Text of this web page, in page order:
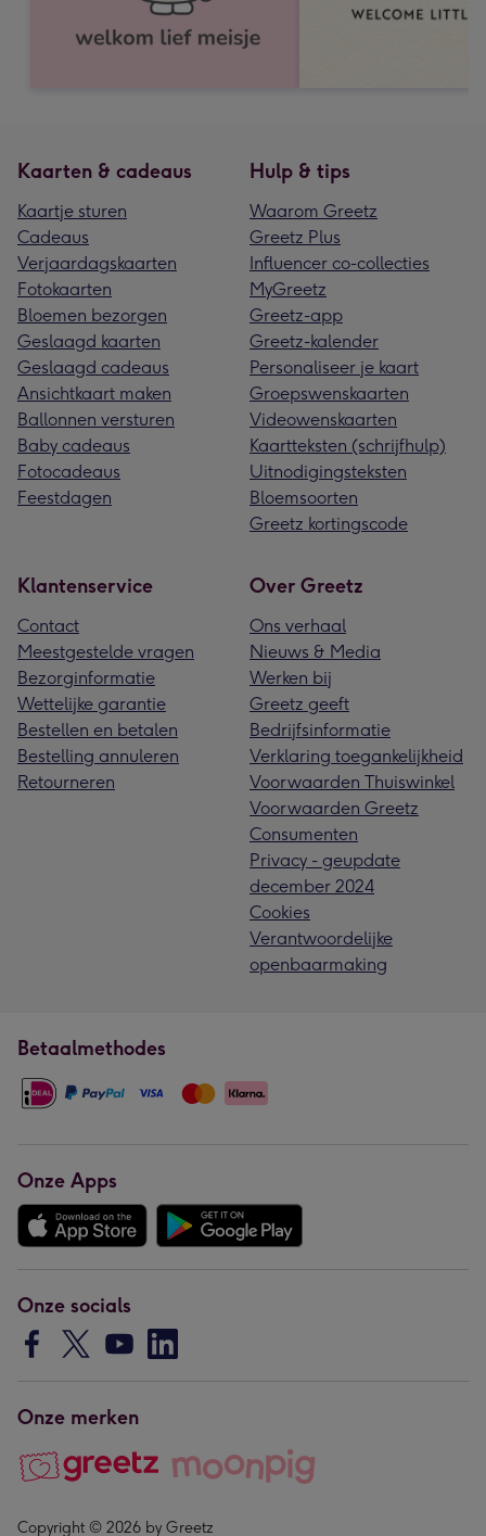
Kaarten & cadeaus
Kaartje sturen
Cadeaus
Verjaardagskaarten
Fotokaarten
Bloemen bezorgen
Geslaagd kaarten
Geslaagd cadeaus
Ansichtkaart maken
Ballonnen versturen
Baby cadeaus
Fotocadeaus
Feestdagen
Hulp & tips
Waarom Greetz
Greetz Plus
Influencer co-collecties
MyGreetz
Greetz-app
Greetz-kalender
Personaliseer je kaart
Groepswenskaarten
Videowenskaarten
Kaartteksten (schrijfhulp)
Uitnodigingsteksten
Bloemsoorten
Greetz kortingscode
Klantenservice
Contact
Meestgestelde vragen
Bezorginformatie
Wettelijke garantie
Bestellen en betalen
Bestelling annuleren
Retourneren
Over Greetz
Ons verhaal
Nieuws & Media
Werken bij
Greetz geeft
Bedrijfsinformatie
Verklaring toegankelijkheid
Voorwaarden Thuiswinkel
Voorwaarden Greetz
Consumenten
Privacy - geupdate
december 2024
Cookies
Verantwoordelijke
openbaarmaking
Betaalmethodes
Onze Apps
Onze socials
Onze merken
Copyright © 2026 by Greetz